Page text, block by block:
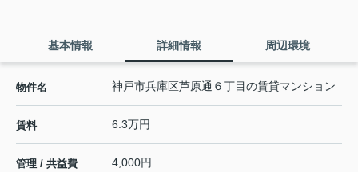
基本情報 詳細情報 周辺環境
物件名 神戸市兵庫区芦原通６丁目の賃貸マンション
賃料 6.3万円
管理 / 共益費 4,000円